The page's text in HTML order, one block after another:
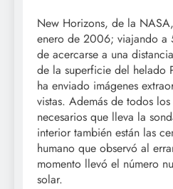
New Horizons, de la
enero de 2006; viajando
de acercarse a una
de la superficie del helado
ha enviado imágenes
vistas. Además de todos
necesarios que lleva la
interior también están las
humano que observó al
momento llevó el número
solar.